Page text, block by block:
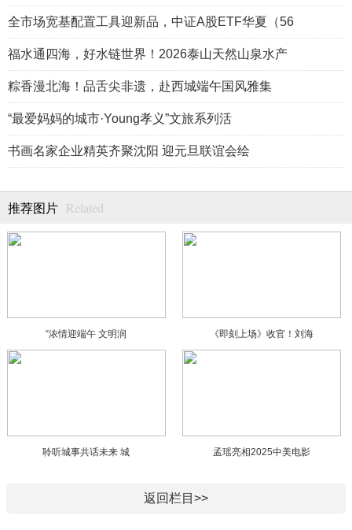
全市场宽基配置工具迎新品，中证A股ETF华夏（56
福水通四海，好水链世界！2026泰山天然山泉水产
粽香漫北海！品舌尖非遗，赴西城端午国风雅集
“最爱妈妈的城市·Young孝义”文旅系列活
书画名家企业精英齐聚沈阳 迎元旦联谊会绘
推荐图片 Related
“浓情迎端午 文明润 《即刻上场》收官！刘海
聆听城事共话未来 城 孟瑶亮相2025中美电影
返回栏目>>